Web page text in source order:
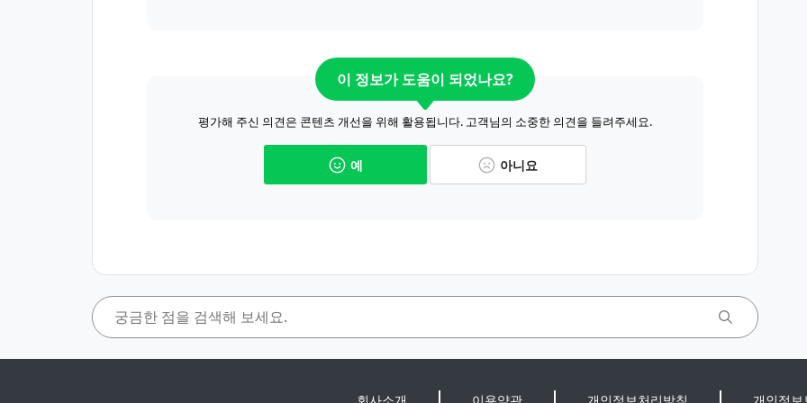
이 정보가 도움이 되었나요?
평가해 주신 의견은 콘텐츠 개선을 위해 활용됩니다. 고객님의 소중한 의견을 들려주세요.
예 아니요